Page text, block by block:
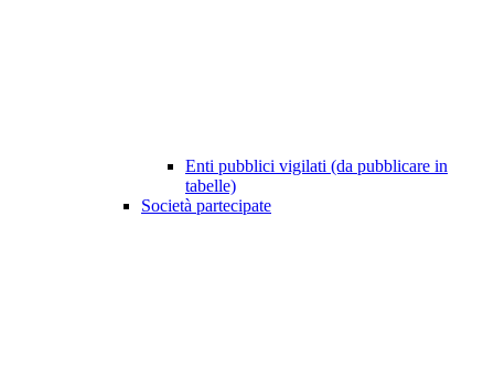
Enti pubblici vigilati (da pubblicare in
tabelle)
Società partecipate